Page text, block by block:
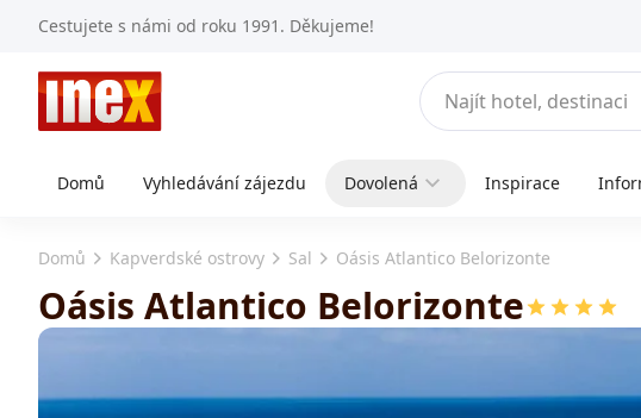
Cestujete s námi od roku 1991. Děkujeme!
Domů Vyhledávání zájezdu Dovolená Inspirace
Domů Kapverdské ostrovy Sal Oásis Atlantico Belorizonte
Oásis Atlantico Belorizonte